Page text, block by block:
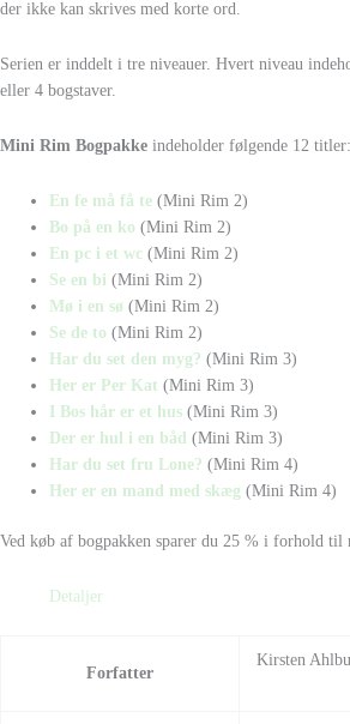
der ikke kan skrives med korte ord.
Serien er inddelt i tre niveauer. Hvert niveau
eller 4 bogstaver.
Mini Rim Bogpakke indeholder følgende 12 titler:
En fe må få te (Mini Rim 2)
Bo på en ko (Mini Rim 2)
En pc i et wc (Mini Rim 2)
Se en bi (Mini Rim 2)
Mø i en sø (Mini Rim 2)
Se de to (Mini Rim 2)
Har du set den myg? (Mini Rim 3)
Her er Per Kat (Mini Rim 3)
I Bos hår er et hus (Mini Rim 3)
Der er hul i en båd (Mini Rim 3)
Har du set fru Lone? (Mini Rim 4)
Her er en mand med skæg (Mini Rim 4)
Ved køb af bogpakken sparer du 25 % i forhold til
Detaljer
Forfatter
Kirsten